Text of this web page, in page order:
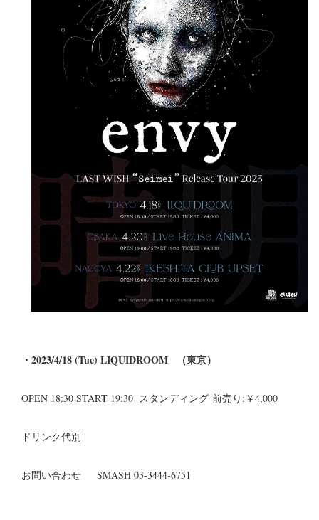
・2023/4/18 (Tue) LIQUIDROOM （東京）
OPEN 18:30 START 19:30 スタンディング 前売り:￥4,000
ドリンク代別
お問い合わせ SMASH 03-3444-6751